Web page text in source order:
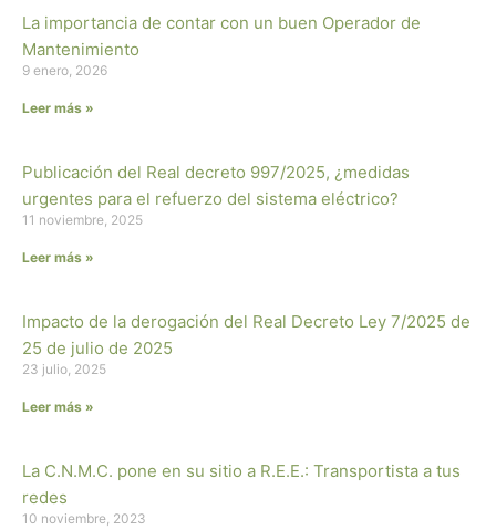
La importancia de contar con un buen Operador de
Mantenimiento
9 enero, 2026
Leer más »
Publicación del Real decreto 997/2025, ¿medidas
urgentes para el refuerzo del sistema eléctrico?
11 noviembre, 2025
Leer más »
Impacto de la derogación del Real Decreto Ley 7/2025 de
25 de julio de 2025
23 julio, 2025
Leer más »
La C.N.M.C. pone en su sitio a R.E.E.: Transportista a tus
redes
10 noviembre, 2023